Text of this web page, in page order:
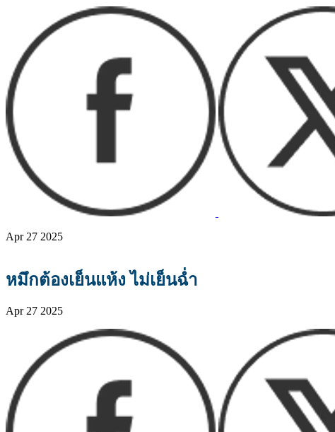
Apr 27 2025
หมึกต้องเย็นแห้ง ไม่เย็นฉ่ำ
Apr 27 2025